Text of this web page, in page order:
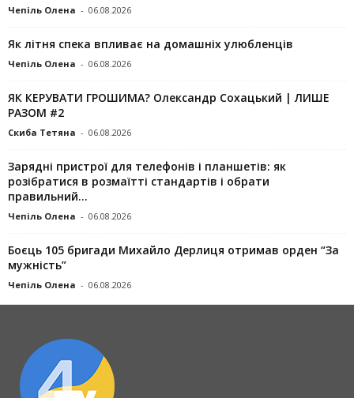
Чепіль Олена - 06.08.2026
Як літня спека впливає на домашніх улюбленців
Чепіль Олена - 06.08.2026
ЯК КЕРУВАТИ ГРОШИМА? Олександр Сохацький | ЛИШЕ
РАЗОМ #2
Скиба Тетяна - 06.08.2026
Зарядні пристрої для телефонів і планшетів: як
розібратися в розмаїтті стандартів і обрати
правильний...
Чепіль Олена - 06.08.2026
Боєць 105 бригади Михайло Дерлиця отримав орден “За
мужність”
Чепіль Олена - 06.08.2026